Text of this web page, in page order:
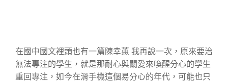
在國中國文裡頭也有一篇陳幸蕙 我再說一次，原來要治
無法專注的學生，就是那耐心與關愛來喚醒分心的學生
重回專注，如今在滑手機這個易分心的年代，可能也只